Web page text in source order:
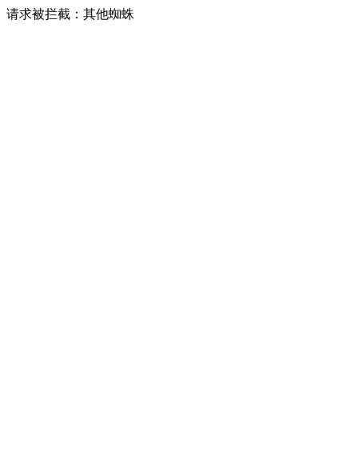
请求被拦截：其他蜘蛛